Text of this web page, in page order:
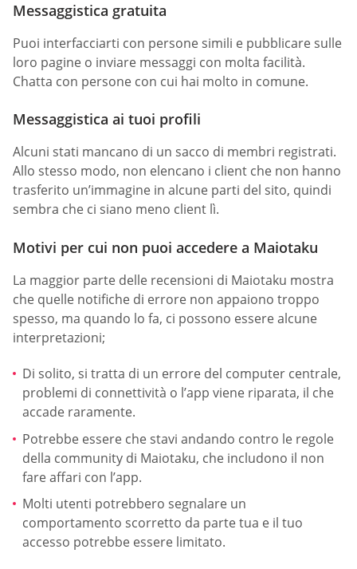
Messaggistica gratuita
Puoi interfacciarti con persone simili e pubblicare sulle
loro pagine o inviare messaggi con molta facilità.
Chatta con persone con cui hai molto in comune.
Messaggistica ai tuoi profili
Alcuni stati mancano di un sacco di membri registrati.
Allo stesso modo, non elencano i client che non hanno
trasferito un’immagine in alcune parti del sito, quindi
sembra che ci siano meno client lì.
Motivi per cui non puoi accedere a Maiotaku
La maggior parte delle recensioni di Maiotaku mostra
che quelle notifiche di errore non appaiono troppo
spesso, ma quando lo fa, ci possono essere alcune
interpretazioni;
Di solito, si tratta di un errore del computer centrale,
problemi di connettività o l’app viene riparata, il che
accade raramente.
Potrebbe essere che stavi andando contro le regole
della community di Maiotaku, che includono il non
fare affari con l’app.
Molti utenti potrebbero segnalare un
comportamento scorretto da parte tua e il tuo
accesso potrebbe essere limitato.